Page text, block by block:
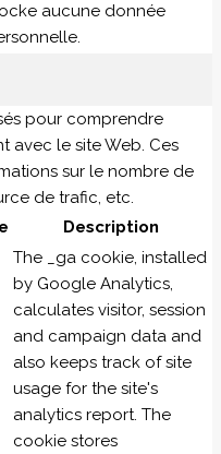
aucune donnée
pour comprendre
avec le site Web. Ces
sur le nombre de
de trafic, etc.
Description
The _ga cookie, installed
by Google Analytics,
calculates visitor, session
and campaign data and
also keeps track of site
usage for the site's
analytics report. The
cookie stores